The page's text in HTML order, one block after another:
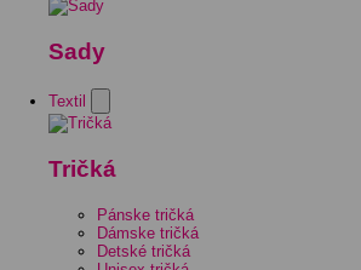
Sady
Textil
Tričká
Pánske tričká
Dámske tričká
Detské tričká